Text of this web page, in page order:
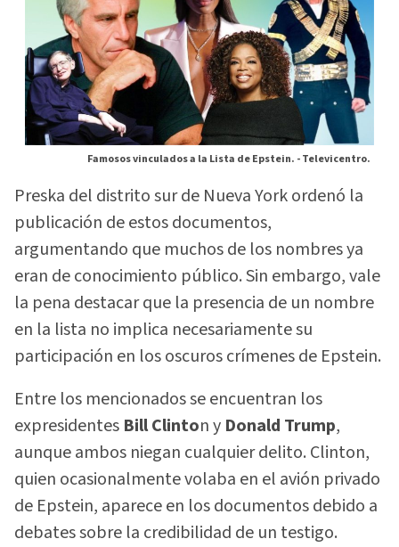
Famosos vinculados a la Lista de Epstein. -Televicentro.
Preska del distrito sur de Nueva York ordenó la
publicación de estos documentos,
argumentando que muchos de los nombres ya
eran de conocimiento público. Sin embargo, vale
la pena destacar que la presencia de un nombre
en la lista no implica necesariamente su
participación en los oscuros crímenes de Epstein.
Entre los mencionados se encuentran los
expresidentes Bill Clinton y Donald Trump,
aunque ambos niegan cualquier delito. Clinton,
quien ocasionalmente volaba en el avión privado
de Epstein, aparece en los documentos debido a
debates sobre la credibilidad de un testigo.